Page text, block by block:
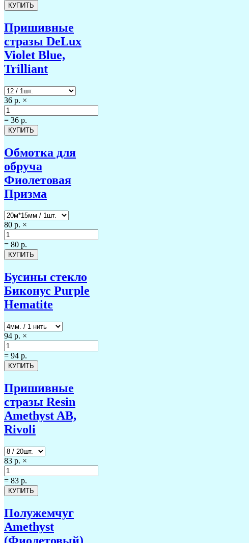
Пришивные
стразы DeLux
Violet Blue,
Trilliant
36 р. ×
= 36 р.
Обмотка для
обруча
Фиолетовая
Призма
80 р. ×
= 80 р.
Бусины стекло
Биконус Purple
Hematite
94 р. ×
= 94 р.
Пришивные
стразы Resin
Amethyst AB,
Rivoli
83 р. ×
= 83 р.
Полужемчуг
Amethyst